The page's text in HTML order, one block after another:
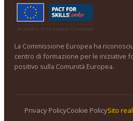
La Commissione Europea ha
centro di formazione per le iniziative
positivo sulla Comunità Europea.
Privacy PolicyCookie PolicySito